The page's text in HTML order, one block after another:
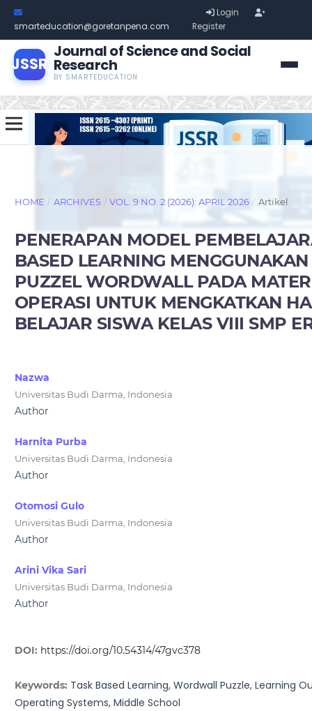
smarteducation@goretanpena.com
Login
Register
JSSR
Journal of Science and Social
Research
BY SMARTEDUCATION
HOME / ARCHIVES / VOL. 9 NO. 2 (2026): APRIL 2026 / Artikel
PENERAPAN MODEL
BASED LEARNING
PUZZEL WORDWALL PADA
OPERASI UNTUK MENGKATKAN
BELAJAR SISWA KELAS VIII SMP
Nazwa
Universitas Budi Darma, Indonesia
Author
Harnita Purba
Universitas Budi Darma, Indonesia
Author
Otomosi Gulo
Universitas Budi Darma, Indonesia
Author
Arini Vika Sari
Universitas Budi Darma, Indonesia
Author
DOI: https://doi.org/10.54314/47gvc378
Keywords: Task Based Learning, Wordwall Puzzle, Learning
Operating Systems, Middle School